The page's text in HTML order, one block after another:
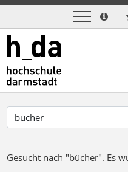
Gesucht nach "bücher". Es